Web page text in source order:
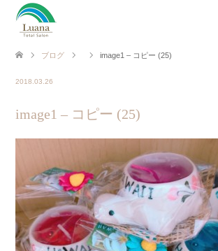
ブログ image1 – コピー (25)
2018.03.26
image1 – コピー (25)